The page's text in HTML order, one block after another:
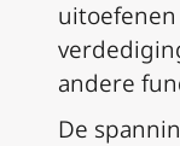
andere
De